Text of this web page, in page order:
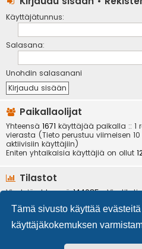
Tämä sivusto käyttää
käyttäjäkokemuksen
Käyttäjätunnus:
Salasana:
Unohdin salasanani
Paikallaolijat
Yhteensä 1671 käyttäjää paikalla :: 1
vierasta (Tieto perustuu viimeisen
aktiivisiin käyttäjiin)
Eniten yhtaikaisia käyttäjiä on ollut
Tilastot
Viestejä yhteensä144085•
Etusivu